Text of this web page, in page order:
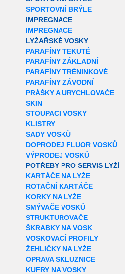
SPORTOVNÍ BRÝLE
IMPREGNACE
IMPREGNACE
LYŽAŘSKÉ VOSKY
PARAFÍNY TEKUTÉ
PARAFÍNY ZÁKLADNÍ
PARAFÍNY TRÉNINKOVÉ
PARAFÍNY ZÁVODNÍ
PRÁŠKY A URYCHLOVAČE
SKIN
STOUPACÍ VOSKY
KLISTRY
SADY VOSKŮ
DOPRODEJ FLUOR VOSKŮ
VÝPRODEJ VOSKŮ
POTŘEBY PRO SERVIS LYŽÍ
KARTÁČE NA LYŽE
ROTAČNÍ KARTÁČE
KORKY NA LYŽE
SMÝVAČE VOSKŮ
STRUKTUROVAČE
ŠKRABKY NA VOSK
VOSKOVACÍ PROFILY
ŽEHLIČKY NA LYŽE
OPRAVA SKLUZNICE
KUFRY NA VOSKY